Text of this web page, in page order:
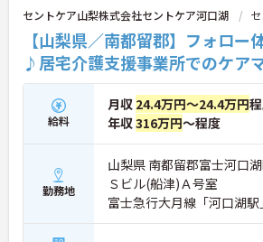
セントケア山梨株式会社セントケア河口湖
【山梨県／南都留郡】フォロ
♪居宅介護支援事業所でのケア
給料
月収 24.4万円～24.4万円
年収316万円～程度
勤務地
山梨県 南都留郡富士河口
Ｓビル(船津)Ａ号室
富士急行大月線「河口湖